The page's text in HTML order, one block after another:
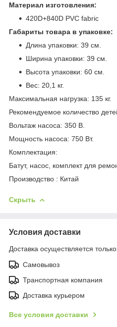
Материал изготовления:
420D+840D PVC fabric
Габариты товара в упаковке:
Длина упаковки: 39 см.
Ширина упаковки: 39 см.
Высота упаковки: 60 см.
Вес: 20,1 кг.
Максимальная нагрузка: 135 кг.
Рекомендуемое количество
Вольтаж насоса: 350 В.
Мощность насоса: 750 Вт.
Комплектация:
Батут, насос, комплект для
Производство : Китай
Скрыть
Условия доставки
Доставка осуществляется
Самовывоз
Транспортная компания
Доставка курьером
Все условия доставки